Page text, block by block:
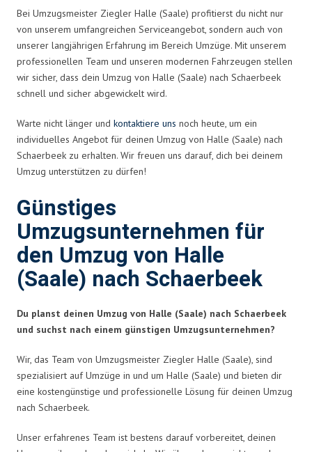
Bei Umzugsmeister Ziegler Halle (Saale) profitierst du nicht nur
von unserem umfangreichen Serviceangebot, sondern auch von
unserer langjährigen Erfahrung im Bereich Umzüge. Mit unserem
professionellen Team und unseren modernen Fahrzeugen stellen
wir sicher, dass dein Umzug von Halle (Saale) nach Schaerbeek
schnell und sicher abgewickelt wird.
Warte nicht länger und kontaktiere uns noch heute, um ein
individuelles Angebot für deinen Umzug von Halle (Saale) nach
Schaerbeek zu erhalten. Wir freuen uns darauf, dich bei deinem
Umzug unterstützen zu dürfen!
Günstiges
Umzugsunternehmen für
den Umzug von Halle
(Saale) nach Schaerbeek
Du planst deinen Umzug von Halle (Saale) nach Schaerbeek
und suchst nach einem günstigen Umzugsunternehmen?
Wir, das Team von Umzugsmeister Ziegler Halle (Saale), sind
spezialisiert auf Umzüge in und um Halle (Saale) und bieten dir
eine kostengünstige und professionelle Lösung für deinen Umzug
nach Schaerbeek.
Unser erfahrenes Team ist bestens darauf vorbereitet, deinen